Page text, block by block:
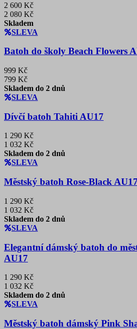
2 600 Kč
2 080 Kč
Skladem
SLEVA
Batoh do školy Beach Flowers
999 Kč
799 Kč
Skladem do 2 dnů
SLEVA
Dívčí batoh Tahiti AU17
1 290 Kč
1 032 Kč
Skladem do 2 dnů
SLEVA
Městský batoh Rose-Black AU17
1 290 Kč
1 032 Kč
Skladem do 2 dnů
SLEVA
Elegantní dámský batoh do
AU17
1 290 Kč
1 032 Kč
Skladem do 2 dnů
SLEVA
Městský batoh dámský Pink